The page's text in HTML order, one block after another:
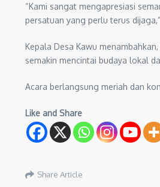
“Kami sangat mengapresiasi
persatuan yang perlu terus
Kepala Desa Kawu
semakin mencintai budaya lokal
Acara berlangsung meriah dan
Like and Share
Share Article